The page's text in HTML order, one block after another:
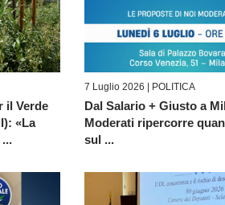
il Verde
«La
7 Luglio 2026 | POLITICA
Dal Salario + Giusto a
Moderati ripercorre
sul ...